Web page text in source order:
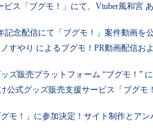
ビス「ブグモ！」にて、Vtuber風和宮
記念配信にて「ブグモ！」案件動画を
すやり によるブグモ！PR動画配信お
ズ販売プラットフォーム “ブグモ！” に
公式グッズ販売支援サービス「ブグモ
モ！」に参加決定！サイト制作とア